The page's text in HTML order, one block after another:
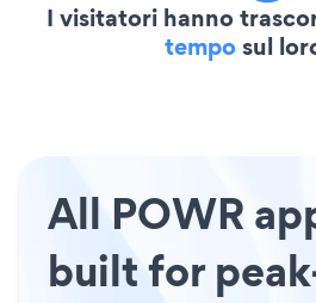
I visitatori hanno
temposul
All POWR
built for